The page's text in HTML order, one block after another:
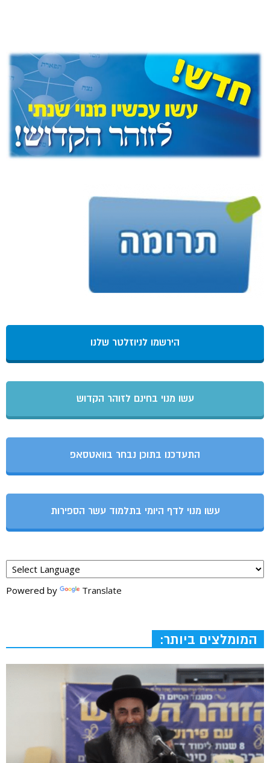
הירשמו לניוזלטר שלנו
עשו מנוי בחינם לזוהר הקדוש
התעדכנו בתוכן נבחר בוואטסאפ
עשו מנוי לדף היומי בתלמוד עשר הספירות
Powered by Translate
המומלצים ביותר: